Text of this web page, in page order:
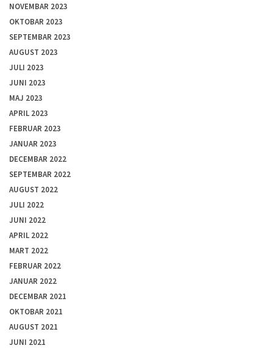
NOVEMBAR 2023
OKTOBAR 2023
SEPTEMBAR 2023
AUGUST 2023
JULI 2023
JUNI 2023
MAJ 2023
APRIL 2023
FEBRUAR 2023
JANUAR 2023
DECEMBAR 2022
SEPTEMBAR 2022
AUGUST 2022
JULI 2022
JUNI 2022
APRIL 2022
MART 2022
FEBRUAR 2022
JANUAR 2022
DECEMBAR 2021
OKTOBAR 2021
AUGUST 2021
JUNI 2021